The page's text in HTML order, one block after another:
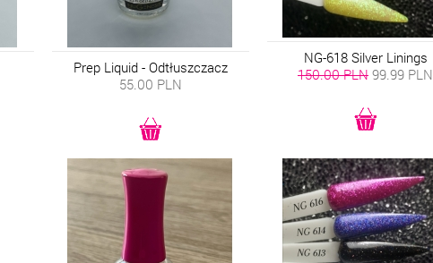
Prep Liquid - Odtłuszczacz
55.00 PLN
NG-618 Silver Linings
150.00 PLN 99.99 PLN